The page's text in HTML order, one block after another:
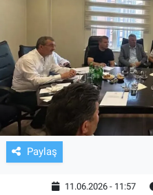
Paylaş
11.06.2026 - 11:57
BASKETBOL
SAĞLIK
GENEL
KÜLTÜR SANAT